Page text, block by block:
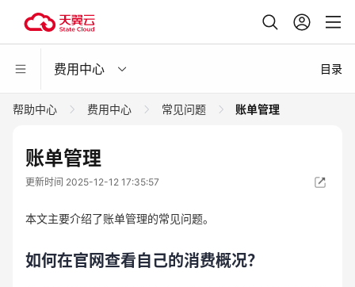
费用中心 目录
帮助中心 费用中心 常见问题 账单管理
账单管理
更新时间 2025-12-12 17:35:57
本文主要介绍了账单管理的常见问题。
如何在官网查看自己的消费概况？